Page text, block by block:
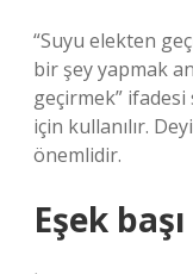
“Suyu elekten
bir şey yapmak
geçirmek”
için kullanılır.
önemlidir.
Eşek